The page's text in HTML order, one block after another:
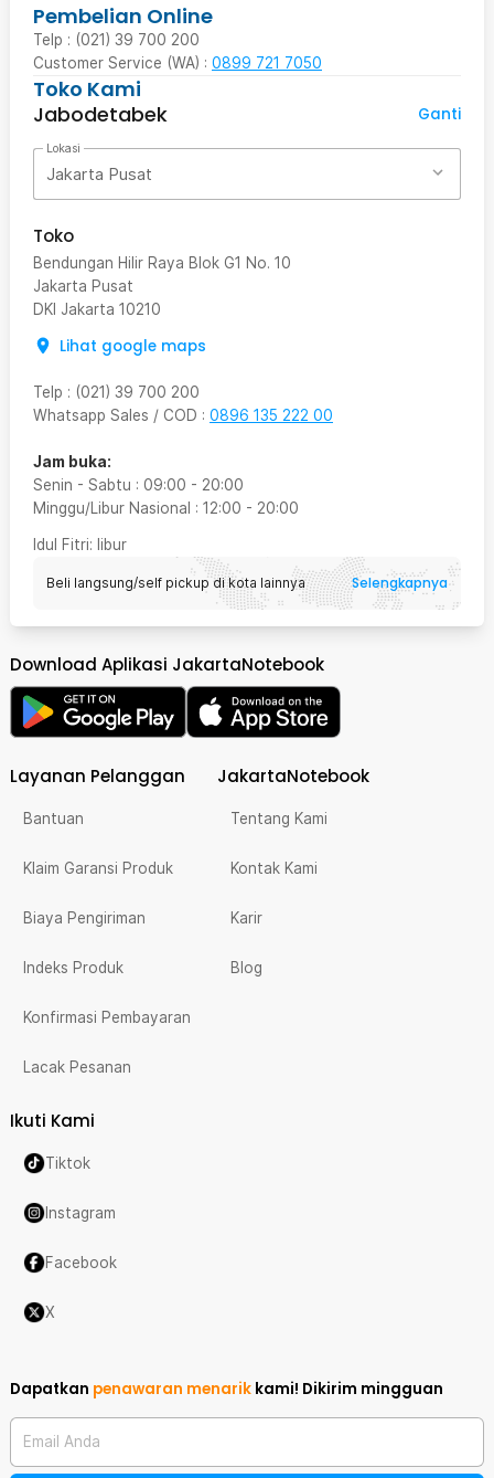
Pembelian Online
Telp : (021) 39 700 200
Customer Service (WA) : 0899 721 7050
Toko Kami
Jabodetabek
Ganti
Lokasi
Jakarta Pusat
Toko
Bendungan Hilir Raya Blok G1 No. 10
Jakarta Pusat
DKI Jakarta 10210
Lihat google maps
Telp : (021) 39 700 200
Whatsapp Sales / COD : 0896 135 222 00
Jam buka:
Senin - Sabtu : 09:00 - 20:00
Minggu/Libur Nasional : 12:00 - 20:00
Idul Fitri: libur
Beli langsung/self pickup di kota lainnya Selengkapnya
Download Aplikasi JakartaNotebook
Layanan Pelanggan
Bantuan
Klaim Garansi Produk
Biaya Pengiriman
Indeks Produk
Konfirmasi Pembayaran
Lacak Pesanan
JakartaNotebook
Tentang Kami
Kontak Kami
Karir
Blog
Ikuti Kami
Tiktok
Instagram
Facebook
X
Dapatkan penawaran menarik kami! Dikirim mingguan
Email Anda